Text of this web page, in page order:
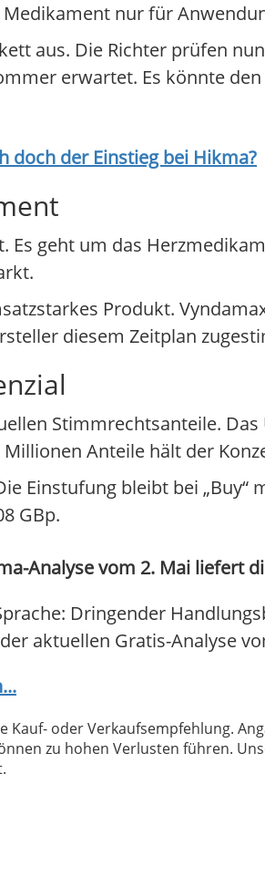
nur für
aus. Die Richter prüfen
erwartet. Es könnte
doch der Einstieg bei Hikma?
geht um das
Produkt.
diesem Zeitplan
Stimmrechtsanteile.
Anteile hält der
Einstufung bleibt bei „Buy“
GBp.
Analyse vom 2. Mai liefert
Dringender
aktuellen Gratis-Analyse
Kauf- oder Verkaufsempfehlung.
zu hohen Verlusten führen.